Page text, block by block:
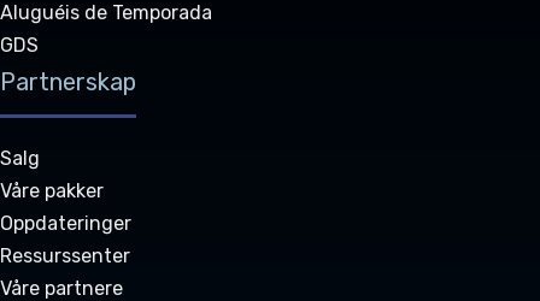
Aluguéis de Temporada
GDS
Partnerskap
Salg
Våre pakker
Oppdateringer
Ressurssenter
Våre partnere